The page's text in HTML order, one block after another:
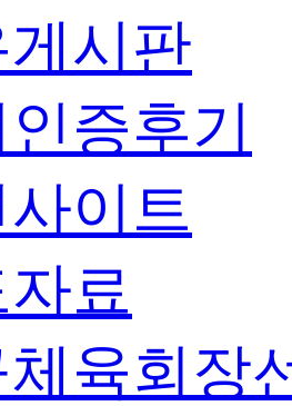
시판
증후기
이트
료
체육회장